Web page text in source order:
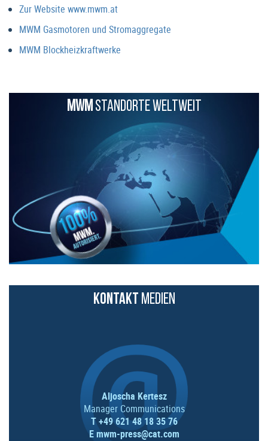
Zur Website www.mwm.at
MWM Gasmotoren und Stromaggregate
MWM Blockheizkraftwerke
MWMSTANDORTE WELTWEIT
KONTAKT MEDIEN
Aljoscha Kertesz
Manager Communications
T +49 621 48 18 35 76
Emwm-press@cat.com